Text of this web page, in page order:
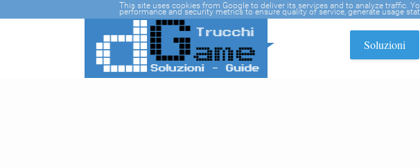
Soluzioni
This site uses cookies from Google to deliver its services and to analyze traffic.
performance and security metrics to ensure quality of service, generate usage